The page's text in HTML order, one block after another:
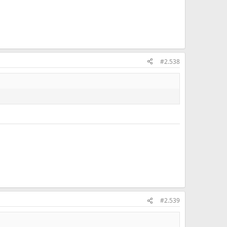
#2.538
#2.539